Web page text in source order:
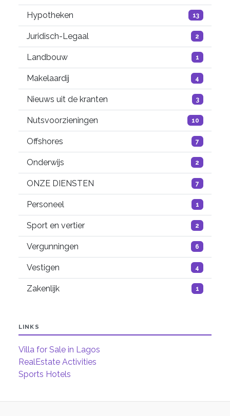
Hypotheken 13
Juridisch-Legaal 2
Landbouw 1
Makelaardij 4
Nieuws uit de kranten 3
Nutsvoorzieningen 10
Offshores 7
Onderwijs 2
ONZE DIENSTEN 7
Personeel 1
Sport en vertier 2
Vergunningen 6
Vestigen 4
Zakenlijk 1
LINKS
Villa for Sale in Lagos
RealEstate Activities
Sports Hotels